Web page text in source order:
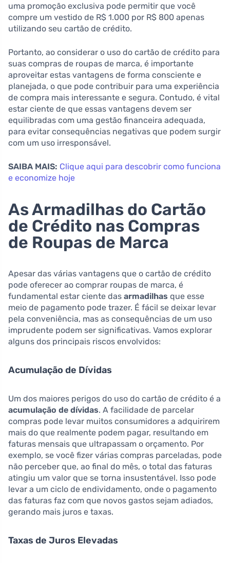
uma promoção exclusiva pode permitir que você
compre um vestido de R$ 1.000 por R$ 800 apenas
utilizando seu cartão de crédito.
Portanto, ao considerar o uso do cartão de crédito para
suas compras de roupas de marca, é importante
aproveitar estas vantagens de forma consciente e
planejada, o que pode contribuir para uma experiência
de compra mais interessante e segura. Contudo, é vital
estar ciente de que essas vantagens devem ser
equilibradas com uma gestão financeira adequada,
para evitar consequências negativas que podem surgir
com um uso irresponsável.
SAIBA MAIS: Clique aqui para descobrir como funciona
e economize hoje
As Armadilhas do Cartão
de Crédito nas Compras
de Roupas de Marca
Apesar das várias vantagens que o cartão de crédito
pode oferecer ao comprar roupas de marca, é
fundamental estar ciente das armadilhas que esse
meio de pagamento pode trazer. É fácil se deixar levar
pela conveniência, mas as consequências de um uso
imprudente podem ser significativas. Vamos explorar
alguns dos principais riscos envolvidos:
Acumulação de Dívidas
Um dos maiores perigos do uso do cartão de crédito é a
acumulação de dívidas. A facilidade de parcelar
compras pode levar muitos consumidores a adquirirem
mais do que realmente podem pagar, resultando em
faturas mensais que ultrapassam o orçamento. Por
exemplo, se você fizer várias compras parceladas, pode
não perceber que, ao final do mês, o total das faturas
atingiu um valor que se torna insustentável. Isso pode
levar a um ciclo de endividamento, onde o pagamento
das faturas faz com que novos gastos sejam adiados,
gerando mais juros e taxas.
Taxas de Juros Elevadas